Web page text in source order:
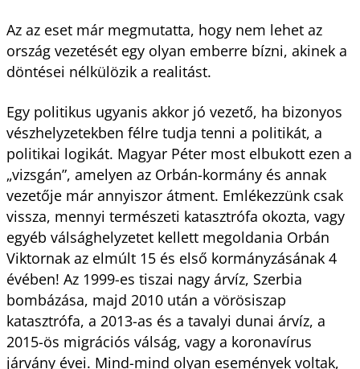
Az az eset már megmutatta, hogy nem lehet az
ország vezetését egy olyan emberre bízni, akinek a
döntései nélkülözik a realitást.
Egy politikus ugyanis akkor jó vezető, ha bizonyos
vészhelyzetekben félre tudja tenni a politikát, a
politikai logikát. Magyar Péter most elbukott ezen a
„vizsgán”, amelyen az Orbán-kormány és annak
vezetője már annyiszor átment. Emlékezzünk csak
vissza, mennyi természeti katasztrófa okozta, vagy
egyéb válsághelyzetet kellett megoldania Orbán
Viktornak az elmúlt 15 és első kormányzásának 4
évében! Az 1999-es tiszai nagy árvíz, Szerbia
bombázása, majd 2010 után a vörösiszap
katasztrófa, a 2013-as és a tavalyi dunai árvíz, a
2015-ös migrációs válság, vagy a koronavírus
járvány évei. Mind-mind olyan események voltak,